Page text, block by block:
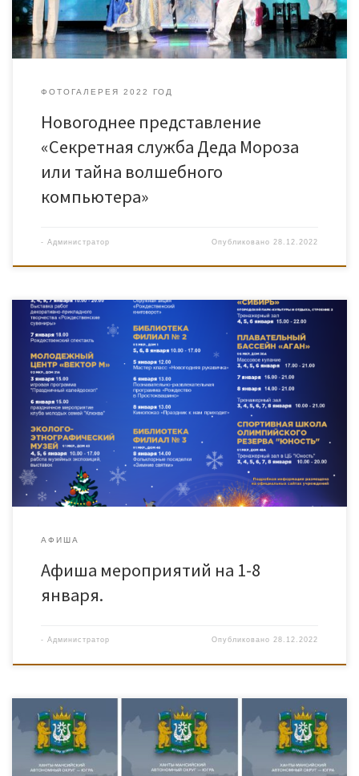
ФОТОГАЛЕРЕЯ 2022 ГОД
Новогоднее представление
«Секретная служба Деда Мороза
или тайна волшебного
компьютера»
- Администратор Опубликовано 28.12.2022
АФИША
Афиша мероприятий на 1-8
января.
- Администратор Опубликовано28.12.2022
Информация о цифровом ресурсе «Мигрант» в виде мобильного